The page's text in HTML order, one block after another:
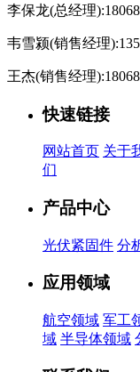
李保龙(总经理
韦雪颍(销售经理
王杰(销售经理
快速链接
网站首页 关于
们
产品中心
光伏紧固件 分
应用领域
航空领域 军工
域 半导体领域